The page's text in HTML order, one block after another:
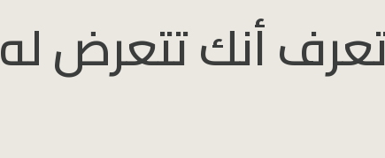
أنك تتعرض له